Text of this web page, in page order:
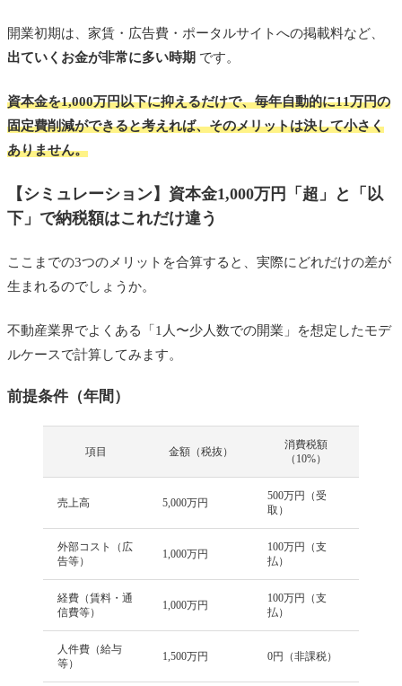
開業初期は、家賃・広告費・ポータルサイトへの掲載料など、
出ていくお金が非常に多い時期 です。
資本金を1,000万円以下に抑えるだけで、毎年自動的に11万円の
固定費削減ができると考えれば、そのメリットは決して小さく
ありません。
【シミュレーション】資本金1,000万円「超」と「以
下」で納税額はこれだけ違う
ここまでの3つのメリットを合算すると、実際にどれだけの差が
生まれるのでしょうか。
不動産業界でよくある「1人〜少人数での開業」を想定したモデ
ルケースで計算してみます。
前提条件（年間）
項目 金額（税抜）
消費税額
（10%）
売上高 5,000万円
500万円（受
取）
外部コスト（広
告等）
1,000万円
100万円（支
払）
経費（賃料・通
信費等）
1,000万円
100万円（支
払）
人件費（給与
等）
1,500万円 0円（非課税）